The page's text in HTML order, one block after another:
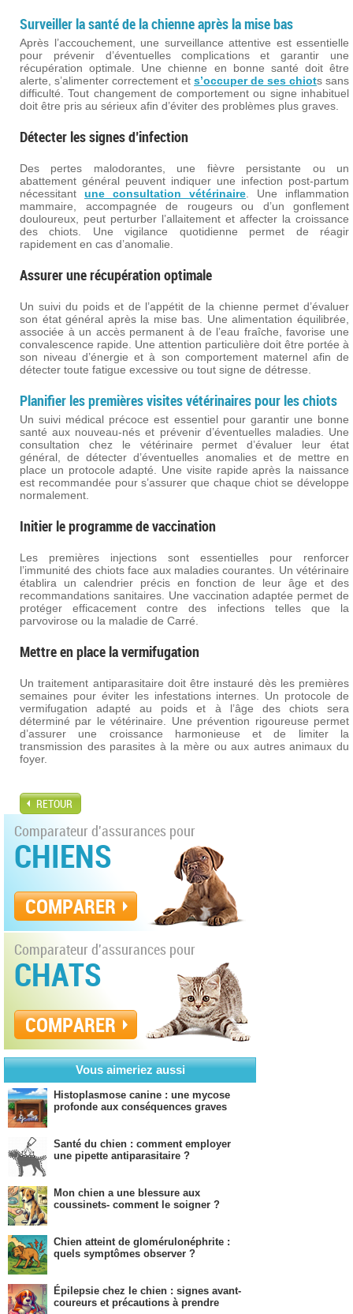
Surveiller la santé de la chienne après la mise bas
Après l’accouchement, une surveillance attentive est essentielle
pour prévenir d’éventuelles complications et garantir une
récupération optimale. Une chienne en bonne santé doit être
alerte, s’alimenter correctement et s’occuper de ses chiots sans
difficulté. Tout changement de comportement ou signe inhabituel
doit être pris au sérieux afin d’éviter des problèmes plus graves.
Détecter les signes d’infection
Des pertes malodorantes, une fièvre persistante ou un
abattement général peuvent indiquer une infection post-partum
nécessitant une consultation vétérinaire . Une inflammation
mammaire, accompagnée de rougeurs ou d’un gonflement
douloureux, peut perturber l’allaitement et affecter la croissance
des chiots. Une vigilance quotidienne permet de réagir
rapidement en cas d’anomalie.
Assurer une récupération optimale
Un suivi du poids et de l’appétit de la chienne permet d’évaluer
son état général après la mise bas. Une alimentation équilibrée,
associée à un accès permanent à de l’eau fraîche, favorise une
convalescence rapide. Une attention particulière doit être portée à
son niveau d’énergie et à son comportement maternel afin de
détecter toute fatigue excessive ou tout signe de détresse.
Planifier les premières visites vétérinaires pour les chiots
Un suivi médical précoce est essentiel pour garantir une bonne
santé aux nouveau-nés et prévenir d’éventuelles maladies. Une
consultation chez le vétérinaire permet d’évaluer leur état
général, de détecter d’éventuelles anomalies et de mettre en
place un protocole adapté. Une visite rapide après la naissance
est recommandée pour s’assurer que chaque chiot se développe
normalement.
Initier le programme de vaccination
Les premières injections sont essentielles pour renforcer
l’immunité des chiots face aux maladies courantes. Un vétérinaire
établira un calendrier précis en fonction de leur âge et des
recommandations sanitaires. Une vaccination adaptée permet de
protéger efficacement contre des infections telles que la
parvovirose ou la maladie de Carré.
Mettre en place la vermifugation
Un traitement antiparasitaire doit être instauré dès les premières
semaines pour éviter les infestations internes. Un protocole de
vermifugation adapté au poids et à l’âge des chiots sera
déterminé par le vétérinaire. Une prévention rigoureuse permet
d’assurer une croissance harmonieuse et de limiter la
transmission des parasites à la mère ou aux autres animaux du
foyer.
RETOUR
Comparateur d'assurances pour
CHIENS
COMPARER
Comparateur d'assurances pour
CHATS
COMPARER
Vous aimeriez aussi
Histoplasmose canine : une mycose
profonde aux conséquences graves
Santé du chien : comment employer
une pipette antiparasitaire ?
Mon chien a une blessure aux
coussinets- comment le soigner ?
Chien atteint de glomérulonéphrite :
quels symptômes observer ?
Épilepsie chez le chien : signes avant-
coureurs et précautions à prendre